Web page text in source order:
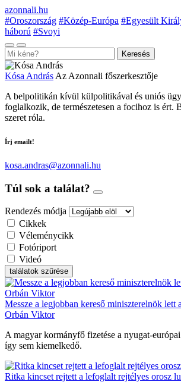
azonnali.hu
#Oroszország #Közép-Európa #Egyesült
háború #Svoyi
Keresés
Kósa András Az Azonnali főszerkesztője
A belpolitikán kívül külpolitikával és uniós
foglalkozik, de természetesen a focihoz is ért.
szeret róla.
Írj emailt!
kosa.andras@azonnali.hu
Túl sok a találat?
Rendezés módja
Cikkek
Véleménycikk
Fotóriport
Videó
találatok szűrése
Messze a legjobban kereső miniszterelnök lett
Orbán Viktor
A magyar kormányfő fizetése a nyugat-
így sem kiemelkedő.
Ritka kincset rejtett a lefoglalt rejtélyes orosz